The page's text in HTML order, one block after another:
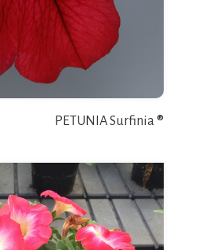
PETUNIA Surfinia ®